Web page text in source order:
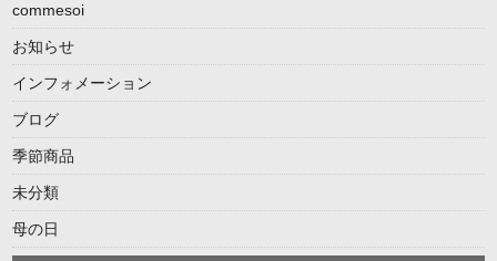
commesoi
お知らせ
インフォメーション
ブログ
季節商品
未分類
母の日